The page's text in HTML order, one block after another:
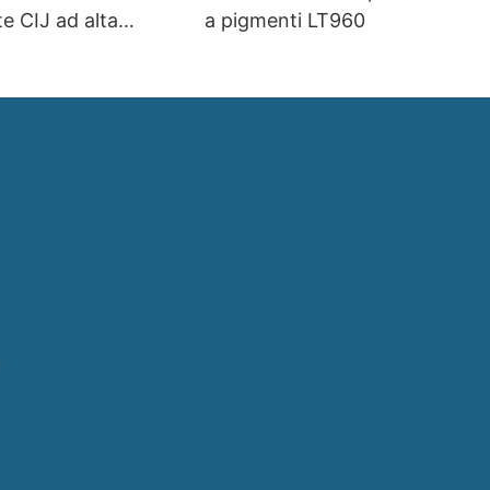
CIJ ad alta
a pigmenti LT960